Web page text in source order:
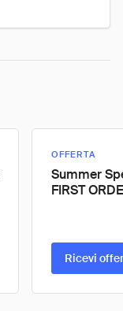
OFFERTA
Summer
FIRST
Ricevi